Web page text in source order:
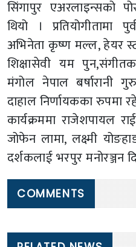
सिंगापुर एअरलाइन्सको
थियो । प्रतियोगीतामा
अभिनेता कृष्ण मल्ल, हेयर
शिक्षासेवी यम
मंगोल नेपाल बर्षारानी
दाहाल निर्णायकका रुपमा
कार्यक्रममा राजेशपायल
जोफेन लामा, लक्ष्मी
दर्शकलाई भरपुर मनोरञ्जन
COMMENTS